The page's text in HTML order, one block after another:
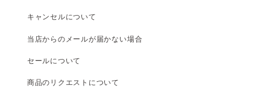
キャンセルについて
当店からのメールが届かない場合
セールについて
商品のリクエストについて